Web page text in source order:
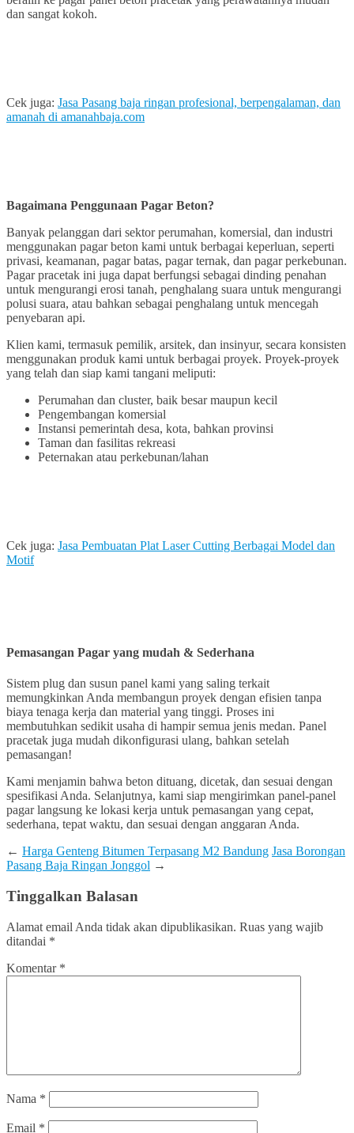
dan sangat kokoh.
Cek juga: Jasa Pasang baja ringan profesional, berpengalaman, dan
amanah di amanahbaja.com
Bagaimana Penggunaan Pagar Beton?
Banyak pelanggan dari sektor perumahan, komersial, dan industri
menggunakan pagar beton kami untuk berbagai keperluan, seperti
privasi, keamanan, pagar batas, pagar ternak, dan pagar perkebunan.
Pagar pracetak ini juga dapat berfungsi sebagai dinding penahan
untuk mengurangi erosi tanah, penghalang suara untuk mengurangi
polusi suara, atau bahkan sebagai penghalang untuk mencegah
penyebaran api.
Klien kami, termasuk pemilik, arsitek, dan insinyur, secara konsisten
menggunakan produk kami untuk berbagai proyek. Proyek-proyek
yang telah dan siap kami tangani meliputi:
Perumahan dan cluster, baik besar maupun kecil
Pengembangan komersial
Instansi pemerintah desa, kota, bahkan provinsi
Taman dan fasilitas rekreasi
Peternakan atau perkebunan/lahan
Cek juga: Jasa Pembuatan Plat Laser Cutting Berbagai Model dan
Motif
Pemasangan Pagar yang mudah & Sederhana
Sistem plug dan susun panel kami yang saling terkait
memungkinkan Anda membangun proyek dengan efisien tanpa
biaya tenaga kerja dan material yang tinggi. Proses ini
membutuhkan sedikit usaha di hampir semua jenis medan. Panel
pracetak juga mudah dikonfigurasi ulang, bahkan setelah
pemasangan!
Kami menjamin bahwa beton dituang, dicetak, dan sesuai dengan
spesifikasi Anda. Selanjutnya, kami siap mengirimkan panel-panel
pagar langsung ke lokasi kerja untuk pemasangan yang cepat,
sederhana, tepat waktu, dan sesuai dengan anggaran Anda.
← Harga Genteng Bitumen Terpasang M2 Bandung Jasa Borongan
Pasang Baja Ringan Jonggol →
Tinggalkan Balasan
Alamat email Anda tidak akan dipublikasikan. Ruas yang wajib
ditandai *
Komentar *
Nama *
Email *